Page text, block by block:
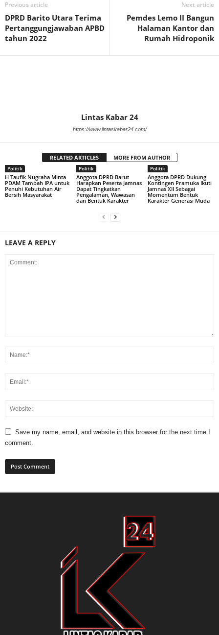
Previous article
DPRD Barito Utara Terima
Pertanggungjawaban APBD
tahun 2022
Next article
Pemdes Lemo II Bangun
Halaman Kantor dan
Rumah Hidroponik
Lintas Kabar 24
https://www.lintaskabar24.com/
RELATED ARTICLES MORE FROM AUTHOR
Politik
H Taufik Nugraha Minta
PDAM Tambah IPA untuk
Penuhi Kebutuhan Air
Bersih Masyarakat
Politik
Anggota DPRD Barut
Harapkan Peserta Jamnas
Dapat Tingkatkan
Pengalaman, Wawasan
dan Bentuk Karakter
Politik
Anggota DPRD Dukung
Kontingen Pramuka Ikuti
Jamnas XII Sebagai
Momentum Bentuk
Karakter Generasi Muda
LEAVE A REPLY
Save my name, email, and website in this browser for the next time I
comment.